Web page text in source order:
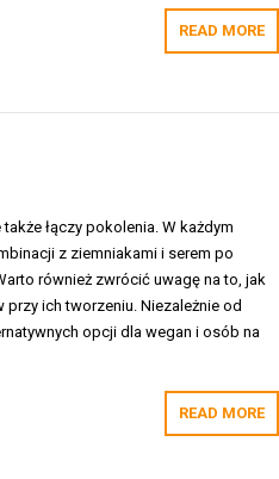
READ MORE
łączy pokolenia. W każdym
z ziemniakami i serem po
również zwrócić uwagę na to, jak
ich tworzeniu. Niezależnie od
opcji dla wegan i osób na
READ MORE